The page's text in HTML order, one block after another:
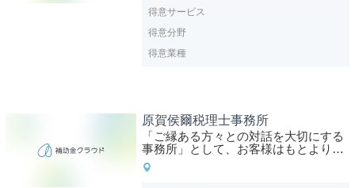
得意サービス
得意分野
得意業種
原賀侯爾税理士事務所
「ご縁ある方々との対話を大切にする
事務所」として、お客様はもとより、
事務所内や専門家とも協調し、向かい
合って話をしていくよう努めておりま